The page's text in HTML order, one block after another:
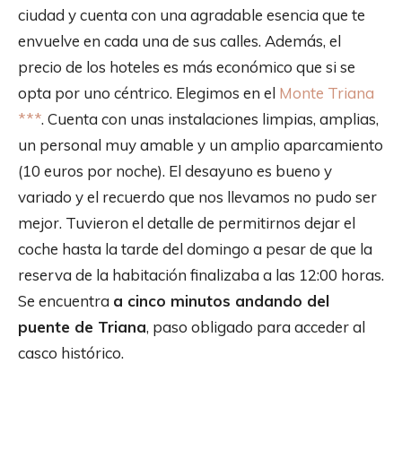
ciudad y cuenta con una agradable esencia que te
envuelve en cada una de sus calles. Además, el
precio de los hoteles es más económico que si se
opta por uno céntrico. Elegimos en el Monte Triana
***. Cuenta con unas instalaciones limpias, amplias,
un personal muy amable y un amplio aparcamiento
(10 euros por noche). El desayuno es bueno y
variado y el recuerdo que nos llevamos no pudo ser
mejor. Tuvieron el detalle de permitirnos dejar el
coche hasta la tarde del domingo a pesar de que la
reserva de la habitación finalizaba a las 12:00 horas.
Se encuentra a cinco minutos andando del
puente de Triana, paso obligado para acceder al
casco histórico.